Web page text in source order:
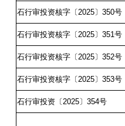
石行审投资核字〔2025〕350号
石行审投资核字〔2025〕351号
石行审投资核字〔2025〕352号
石行审投资核字〔2025〕353号
石行审投资〔2025〕 354号